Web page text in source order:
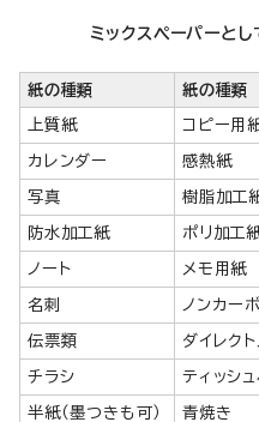
ミックスペーパーと
紙の種類 紙の種類
上質紙 コピー用
カレンダー 感熱紙
写真 樹脂加工
防水加工紙 ポリ加工
ノート メモ用紙
名刺 ノンカー
伝票類 ダイレク
チラシ ティッシ
半紙（墨つきも可） 青焼き